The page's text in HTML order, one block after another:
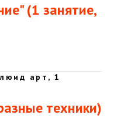
(1 занятие,
арт, 1
техники)